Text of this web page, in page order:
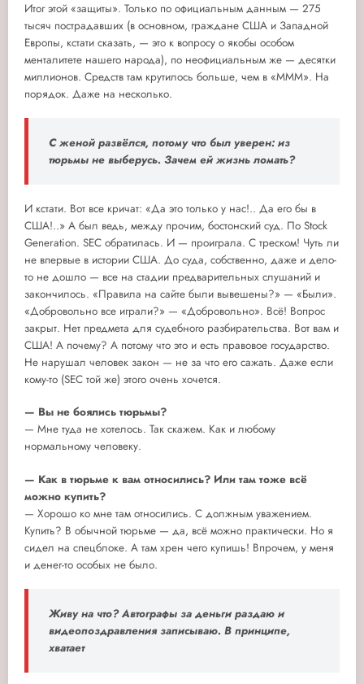
Итог этой «защиты». Только по официальным данным — 275
тысяч пострадавших (в основном, граждане США и Западной
Европы, кстати сказать, — это к вопросу о якобы особом
менталитете нашего народа), по неофициальным же — десятки
миллионов. Средств там крутилось больше, чем в «МММ». На
порядок. Даже на несколько.
С женой развёлся, потому что был уверен: из
тюрьмы не выберусь. Зачем ей жизнь ломать?
И кстати. Вот все кричат: «Да это только у нас!.. Да его бы в
США!..» А был ведь, между прочим, бостонский суд. По Stock
Generation. SEC обратилась. И — проиграла. С треском! Чуть ли
не впервые в истории США. До суда, собственно, даже и дело-
то не дошло — все на стадии предварительных слушаний и
закончилось. «Правила на сайте были вывешены?» — «Были».
«Добровольно все играли?» — «Добровольно». Всё! Вопрос
закрыт. Нет предмета для судебного разбирательства. Вот вам и
США! А почему? А потому что это и есть правовое государство.
Не нарушал человек закон — не за что его сажать. Даже если
кому-то (SEC той же) этого очень хочется.
— Вы не боялись тюрьмы?
— Мне туда не хотелось. Так скажем. Как и любому
нормальному человеку.
— Как в тюрьме к вам относились? Или там тоже всё
можно купить?
— Хорошо ко мне там относились. С должным уважением.
Купить? В обычной тюрьме — да, всё можно практически. Но я
сидел на спецблоке. А там хрен чего купишь! Впрочем, у меня
и денег-то особых не было.
Живу на что? Автографы за деньги раздаю и
видеопоздравления записываю. В принципе,
хватает